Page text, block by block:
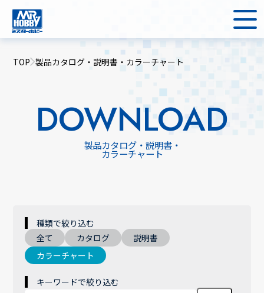
TOP 製品カタログ・説明書・カラーチャート
DOWNLOAD
製品カタログ・説明書・
カラーチャート
種類で絞り込む
全て
カタログ
説明書
カラーチャート
キーワードで絞り込む